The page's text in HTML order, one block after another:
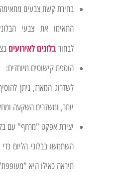
בחירת קשת צבעים
התאימו את צבעי
לבחור בלונים לאירועים
הוספת קישוטים מיוחדים:
לשדרוג המארז, ניתן
יותר, ומשדרים השקעה
יצירת אפקט "מרחף" עם
השתמשו בבלוני הליום
תיראה כאילו היא